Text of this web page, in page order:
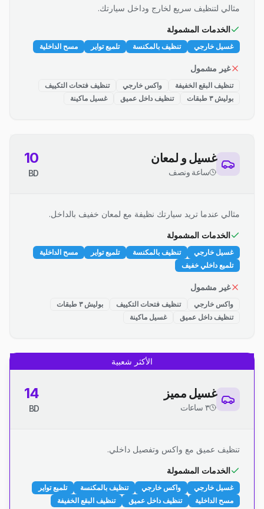
مثالي لتنظيف سريع لخارج وداخل سيارتك.
الخدمات المشمولة
غسيل خارجي تنظيف بالمكنسة تلميع تواير مسح الداخلية
غير مشمول
تنظيف البقع الخفيفة واكس خارجي
تنظيف فتحات التكييف
بوليش ٣ طبقات
تنظيف داخل عميق غسيل ماكينة
غسيل و لمعان
ساعة ونصف
10
BD
مثالي عندما تريد سيارتك نظيفة مع لمعان خفيف بالداخل.
الخدمات المشمولة
غسيل خارجي تنظيف بالمكنسة تلميع تواير
مسح الداخلية
تلميع داخلي خفيف
غير مشمول
واكس خارجي تنظيف فتحات التكييف
بوليش ٣ طبقات
تنظيف داخل عميق
غسيل ماكينة
الأكثر شعبية
غسيل مميز
٣ ساعات
14
BD
تنظيف عميق مع واكس وتفصيل داخلي.
الخدمات المشمولة
غسيل خارجي واكس خارجي تنظيف بالمكنسة
تلميع تواير
مسح الداخلية
تنظيف داخل عميق تنظيف البقع الخفيفة